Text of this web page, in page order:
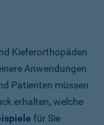
Kieferorthopäden
Anwendungen
Patienten müssen
erhalten, welche
für Sie